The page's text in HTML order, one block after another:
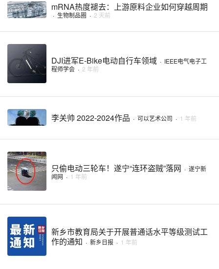
mRNA热度褪去：上游原料企业如何穿越周期
· 生物制品圈 · 2 天前
DJI进军E-Bike电动自行车领域 · IEEE电气电子工
程师学会 · 2 年前
李关帅 2022-2024作品 · 可以艺术公司 · 1 年前
只偷电动三轮车！遂宁“连环盗贼”落网 · 遂宁新
闻网 · 1 年前
新乡市教育局关于开展普通话水平等级测试工
作的通知 · 新乡日报 · 1 年前